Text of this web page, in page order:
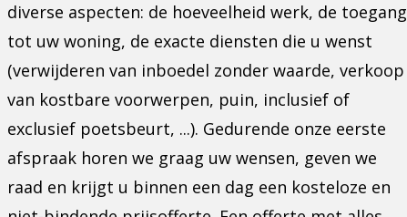
diverse aspecten: de hoeveelheid werk, de toegang
tot uw woning, de exacte diensten die u wenst
(verwijderen van inboedel zonder waarde, verkoop
van kostbare voorwerpen, puin, inclusief of
exclusief poetsbeurt, ...). Gedurende onze eerste
afspraak horen we graag uw wensen, geven we
raad en krijgt u binnen een dag een kosteloze en